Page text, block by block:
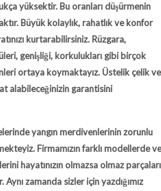
yüksektir. Bu oranları düşürmenin
Büyük kolaylık, rahatlık ve konfor
kurtarabilirsiniz. Rüzgara,
genişliği, korkulukları gibi birçok
ortaya koymaktayız. Üstelik çelik ve
alabileceğinizin garantisini
yangın merdivenlerinin zorunlu
Firmamızın farklı modellerde ve
hayatınızın olmazsa olmaz parçaları
zamanda sizler için yazdığımız